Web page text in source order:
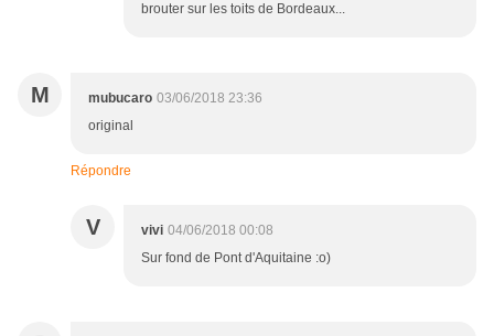
brouter sur les toits de Bordeaux...
M mubucaro 03/06/2018 23:36
original
Répondre
V vivi 04/06/2018 00:08
Sur fond de Pont d'Aquitaine :o)